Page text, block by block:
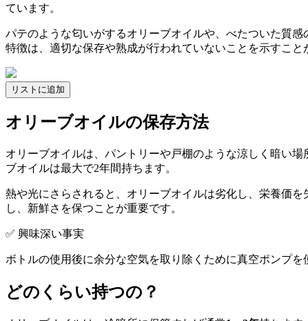
ています。
パテのような匂いがするオリーブオイルや、べたついた質
特徴は、適切な保存や熟成が行われていないことを示すこと
リストに追加
オリーブオイルの保存方法
オリーブオイルは、パントリーや戸棚のような涼しく暗い場
ブオイルは最大で2年間持ちます。
熱や光にさらされると、オリーブオイルは劣化し、栄養価を
し、新鮮さを保つことが重要です。
✅ 興味深い事実
ボトルの使用後に余分な空気を取り除くために真空ポンプ
どのくらい持つの？